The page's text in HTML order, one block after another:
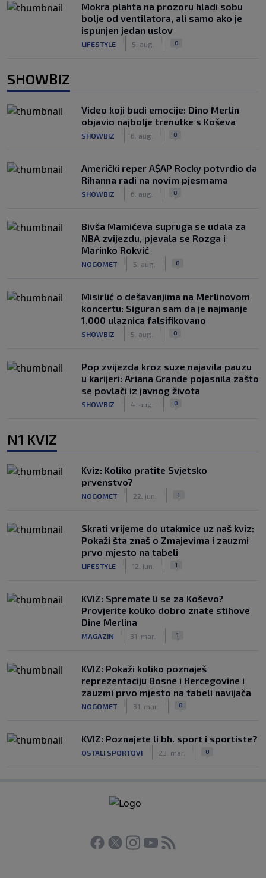
Mokra plahta na prozoru hladi sobu
bolje od ventilatora, ali samo ako je
ispunjen jedan uslov
LIFESTYLE 5. aug. 0
SHOWBIZ
Video koji budi emocije: Dino Merlin
objavio najbolje trenutke s Koševa
SHOWBIZ 6. aug. 0
Američki reper A$AP Rocky potvrdio da
Rihanna radi na novim pjesmama
SHOWBIZ 6. aug. 0
Bivša Mamićeva supruga se udala za
NBA zvijezdu, pjevala se Rozga i
Marinko Rokvić
NOGOMET 5. aug. 0
Misirlić o dešavanjima na Merlinovom
koncertu: Siguran sam da je najmanje
1.000 ulaznica falsifikovano
SHOWBIZ 5. aug. 0
Pop zvijezda kroz suze najavila pauzu
u karijeri: Ariana Grande pojasnila zašto
se povlači iz javnog života
SHOWBIZ 4. aug. 0
N1 KVIZ
Kviz: Koliko pratite Svjetsko
prvenstvo?
NOGOMET 22. jun. 1
Skrati vrijeme do utakmice uz naš kviz:
Pokaži šta znaš o Zmajevima i zauzmi
prvo mjesto na tabeli
LIFESTYLE 12. jun. 1
KVIZ: Spremate li se za Koševo?
Provjerite koliko dobro znate stihove
Dine Merlina
MAGAZIN 31. mar. 1
KVIZ: Pokaži koliko poznaješ
reprezentaciju Bosne i Hercegovine i
zauzmi prvo mjesto na tabeli navijača
NOGOMET 31. mar. 0
KVIZ: Poznajete li bh. sport i sportiste?
OSTALI SPORTOVI 23. mar. 0